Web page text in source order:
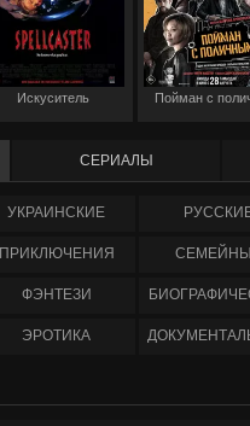
Искуситель Пойман с
СЕРИАЛЫ
УКРАИНCКИЕ
ПРИКЛЮЧЕНИЯ
ФЭНТЕЗИ
ЭРОТИКА